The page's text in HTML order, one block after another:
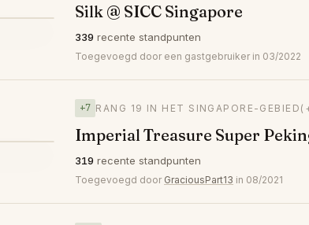
Silk @ SICC Singapore
339 recente standpunten
Toegevoegd door een gastgebruiker in 03/2022
+7 RANG 19 IN HET SINGAPORE-GEBIED
Imperial Treasure Super
319 recente standpunten
Toegevoegd door GraciousPart13 in 08/2021